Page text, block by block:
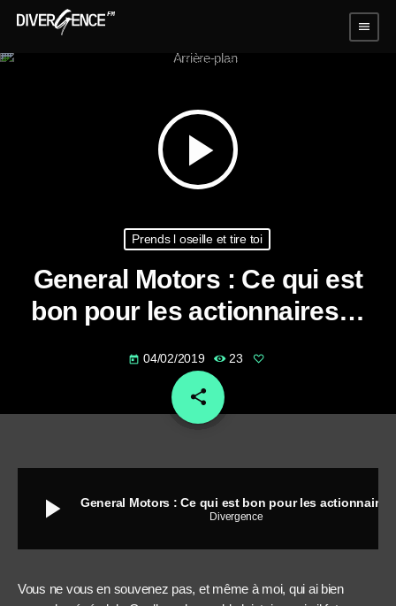
menu
play_arrow
Prends l oseille et tire toi
General Motors : Ce qui est
bon pour les actionnaires…
today 04/02/2019 23
share
email
play_arrow Divergence
Vous ne vous en souvenez pas, et même à moi, qui ai bien